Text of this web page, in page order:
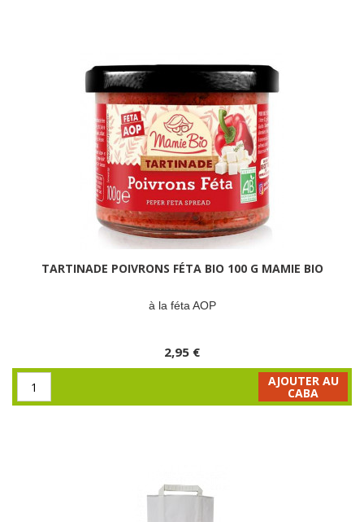
TARTINADE POIVRONS FÉTA BIO 100 G MAMIE BIO
à la féta AOP
2,95 €
AJOUTER AU
CABA